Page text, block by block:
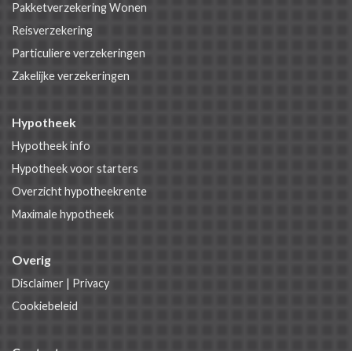
Pakketverzekering Wonen
Reisverzekering
Particuliere verzekeringen
Zakelijke verzekeringen
Hypotheek
Hypotheek info
Hypotheek voor starters
Overzicht hypotheekrente
Maximale hypotheek
Overig
Disclaimer | Privacy
Cookiebeleid